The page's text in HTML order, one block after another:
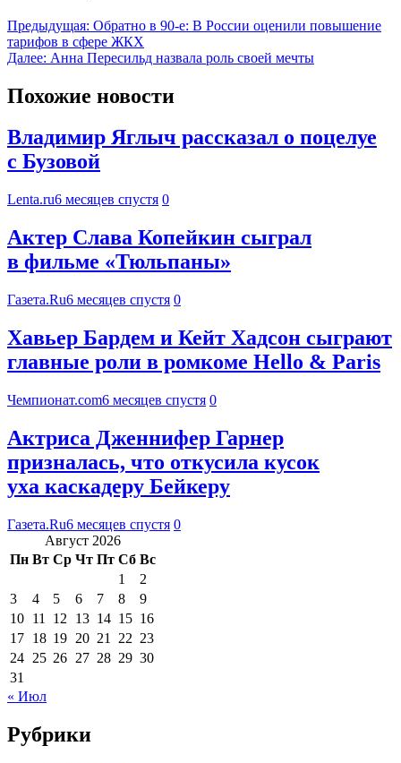
Предыдущая: Обратно в 90-е: В России оценили повышение
тарифов в сфере ЖКХ
Далее: Анна Пересильд назвала роль своей мечты
Похожие новости
Владимир Яглыч рассказал о поцелуе
с Бузовой
Lenta.ru6 месяцев спустя 0
Актер Слава Копейкин сыграл
в фильме «Тюльпаны»
Газета.Ru6 месяцев спустя 0
Хавьер Бардем и Кейт Хадсон сыграют
главные роли в ромкоме Hello & Paris
Чемпионат.com6 месяцев спустя 0
Актриса Дженнифер Гарнер
призналась, что откусила кусок
уха каскадеру Бейкеру
Газета.Ru6 месяцев спустя 0
Август 2026
Пн Вт Ср Чт Пт Сб Вс
1
2
3
4 5 6 7 8
9
10 11 12 13 14 15 16
17 18 19 20 21 22 23
24 25 26 27 28 29 30
31
« Июл
Рубрики